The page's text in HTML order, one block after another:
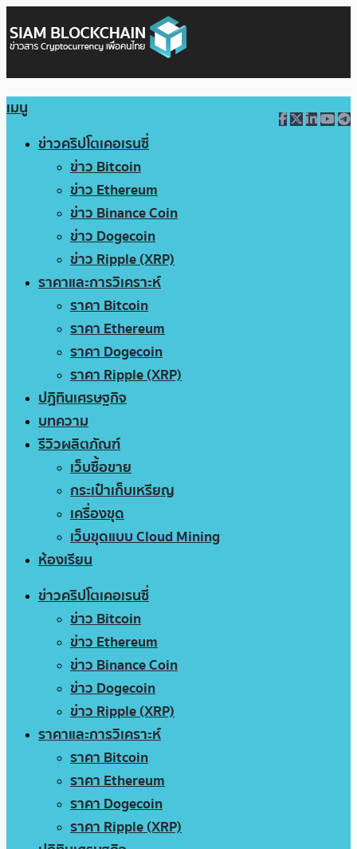
เมนู
ข่าวคริปโตเคอเรนซี่
ข่าว Bitcoin
ข่าว Ethereum
ข่าว Binance Coin
ข่าว Dogecoin
ข่าว Ripple (XRP)
ราคาและการวิเคราะห์
ราคา Bitcoin
ราคา Ethereum
ราคา Dogecoin
ราคา Ripple (XRP)
ปฏิทินเศรษฐกิจ
บทความ
รีวิวผลิตภัณฑ์
เว็บซื้อขาย
กระเป๋าเก็บเหรียญ
เครื่องขุด
เว็บขุดแบบ Cloud Mining
ห้องเรียน
ข่าวคริปโตเคอเรนซี่
ข่าว Bitcoin
ข่าว Ethereum
ข่าว Binance Coin
ข่าว Dogecoin
ข่าว Ripple (XRP)
ราคาและการวิเคราะห์
ราคา Bitcoin
ราคา Ethereum
ราคา Dogecoin
ราคา Ripple (XRP)